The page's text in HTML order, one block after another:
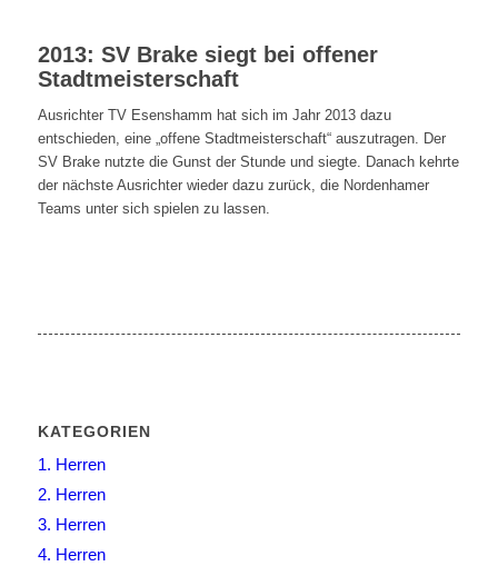
2013: SV Brake siegt bei offener
Stadtmeisterschaft
Ausrichter TV Esenshamm hat sich im Jahr 2013 dazu
entschieden, eine „offene Stadtmeisterschaft“ auszutragen. Der
SV Brake nutzte die Gunst der Stunde und siegte. Danach kehrte
der nächste Ausrichter wieder dazu zurück, die Nordenhamer
Teams unter sich spielen zu lassen.
KATEGORIEN
1. Herren
2. Herren
3. Herren
4. Herren